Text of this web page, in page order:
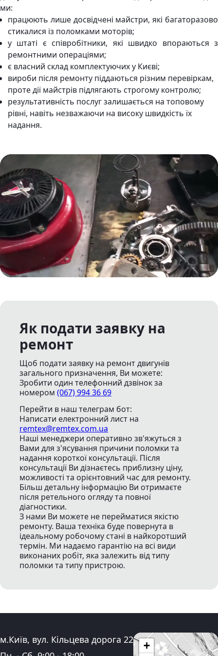
ми:
працюють лише досвідчені майстри, які багаторазово
стикалися із поломками моторів;
у штаті є співробітники, які швидко впораються з
ремонтними операціями;
є власний склад комплектуючих у Києві;
вироби після ремонту піддаються різним перевіркам,
проте дії майстрів підлягають строгому контролю;
результативність послуг залишається на топовому
рівні, навіть незважаючи на високу швидкість їх
надання.
Як подати заявку на
ремонт
Щоб подати заявку на ремонт двигунів
загального призначення, Ви можете:
Зробити один телефонний дзвінокза
номером (067) 994 36 69
Перейти в наш телеграм бот:
Написати електронний лист на
remtex@remtex.com.ua
Наші менеджери оперативно зв'яжуться з
Вами для з'ясування причини поломки та
надання короткої консультації. Після
консультації Ви дізнаєтесь приблизну ціну,
можливості та орієнтовний час для ремонту.
Більш детальну інформацію Ви отримаєте
після ретельного огляду та повної
діагностики.
З нами Ви можете не перейматися якістю
ремонту. Ваша техніка буде повернута в
ідеальному робочому стані в найкоротший
термін. Ми надаємо гарантію на всі види
виконаних робіт, яка залежить від типу
поломки та типу пристрою.
Адреса:
м.Київ, вул. Кільцева дорога 22
+